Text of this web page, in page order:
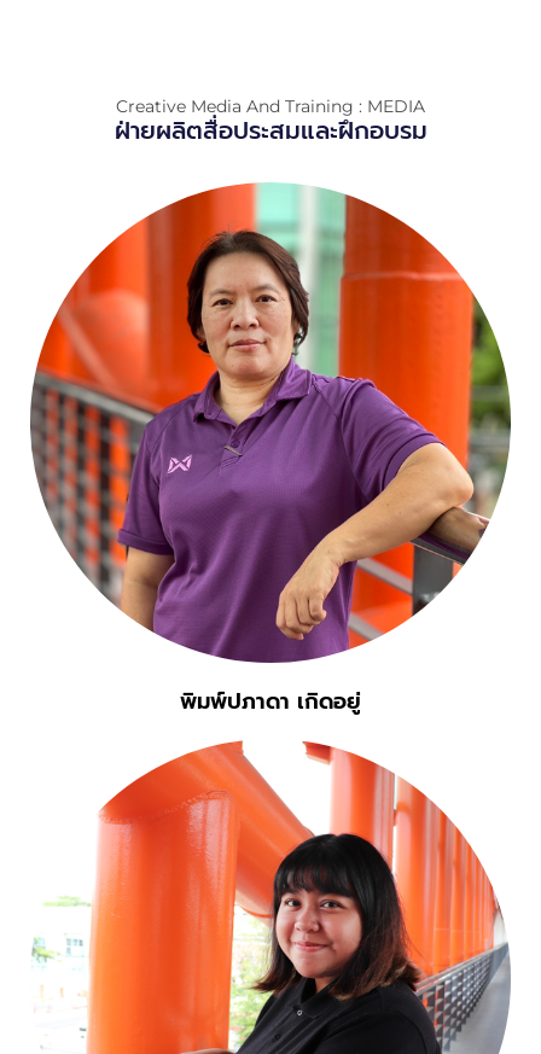
Creative Media And Training : MEDIA
ฝ่ายผลิตสื่อประสมและฝึกอบรม
พิมพ์ปภาดา เกิดอยู่